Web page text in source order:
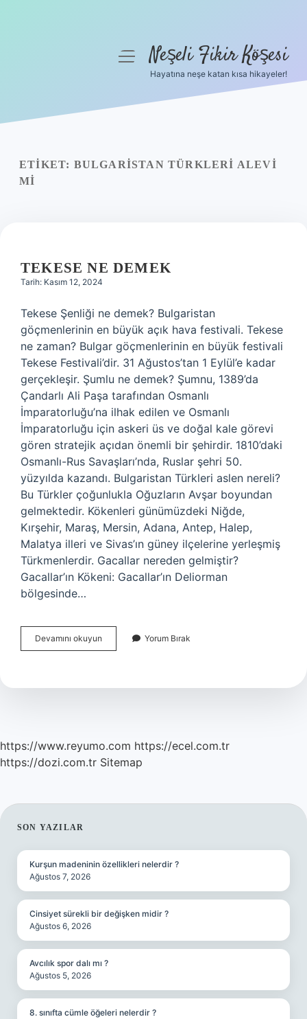
Yasal Uyarı
menüyüNeşeli Fikir Köşesi
Hayatına neşe katan kısa hikayeler!
ETIKET: BULGARISTAN TÜRKLERI ALEVI
MI
TEKESE NE DEMEK
Tarih: Kasım 12, 2024
Tekese Şenliği ne demek? Bulgaristan
göçmenlerinin en büyük açık hava festivali. Tekese
ne zaman? Bulgar göçmenlerinin en büyük festivali
Tekese Festivali’dir. 31 Ağustos’tan 1 Eylül’e kadar
gerçekleşir. Şumlu ne demek? Şumnu, 1389’da
Çandarlı Ali Paşa tarafından Osmanlı
İmparatorluğu’na ilhak edilen ve Osmanlı
İmparatorluğu için askeri üs ve doğal kale görevi
gören stratejik açıdan önemli bir şehirdir. 1810’daki
Osmanlı-Rus Savaşları’nda, Ruslar şehri 50.
yüzyılda kazandı. Bulgaristan Türkleri aslen nereli?
Bu Türkler çoğunlukla Oğuzların Avşar boyundan
gelmektedir. Kökenleri günümüzdeki Niğde,
Kırşehir, Maraş, Mersin, Adana, Antep, Halep,
Malatya illeri ve Sivas’ın güney ilçelerine yerleşmiş
Türkmenlerdir. Gacallar nereden gelmiştir?
Gacallar’ın Kökeni: Gacallar’ın Deliorman
bölgesinde…
Devamını okuyun
Ne
Yorum Bırak
https://www.reyumo.com https://ecel.com.tr
https://dozi.com.tr Sitemap
SIDEBAR
SON YAZILAR
Kurşun madeninin özellikleri nelerdir ?
Ağustos 7, 2026
Cinsiyet sürekli bir değişken midir ?
Ağustos 6, 2026
Avcılık spor dalı mı ?
Ağustos 5, 2026
8. sınıfta cümle öğeleri nelerdir ?